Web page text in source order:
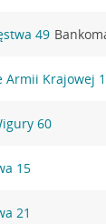
49
Armii Krajowej
60
15
21